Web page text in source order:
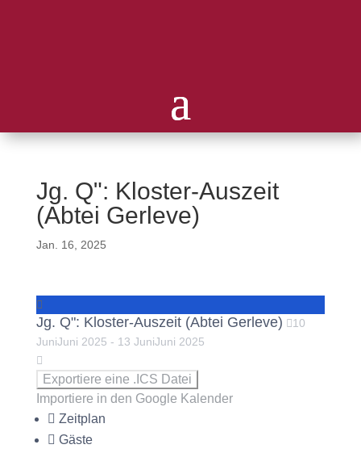
Jg. Q": Kloster-Auszeit
(Abtei Gerleve)
Jan. 16, 2025
Jg. Q": Kloster-Auszeit (Abtei Gerleve)
10
JuniJuni 2025 - 13 JuniJuni 2025
Exportiere eine .ICS Datei
Importiere in den Google Kalender
Zeitplan
Gäste